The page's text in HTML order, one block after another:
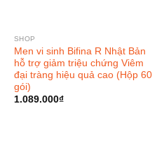
SHOP
Men vi sinh Bifina R Nhật Bản
hỗ trợ giảm triệu chứng Viêm
đại tràng hiệu quả cao (Hộp 60
gói)
1.089.000₫